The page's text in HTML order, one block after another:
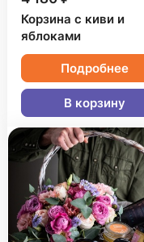
Корзина с киви и
яблоками
Подробнее
В корзину